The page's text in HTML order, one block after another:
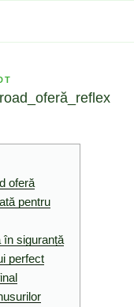
oferă
pentru
în siguranță
perfect